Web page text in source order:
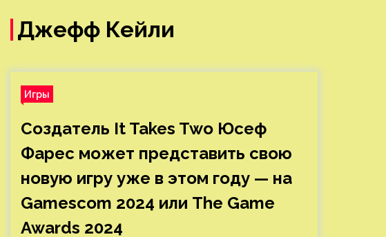
Джефф Кейли
Игры
Создатель It Takes Two Юсеф
Фарес может представить свою
новую игру уже в этом году — на
Gamescom 2024 или The Game
Awards 2024